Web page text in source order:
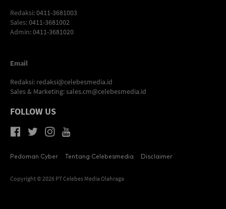
Redaksi: 0411-3681003
Sales: 0411-3681002
Admin: 0411-3681020
Email
Redaksi: redaksi@celebesmedia.id
Sales & Marketing:sales.cm@celebesmedia.id
FOLLOW US
Pedoman Cyber Tentang Celebesmedia Disclaimer
Copyright © 2026 PT Celebes Media Olahraga